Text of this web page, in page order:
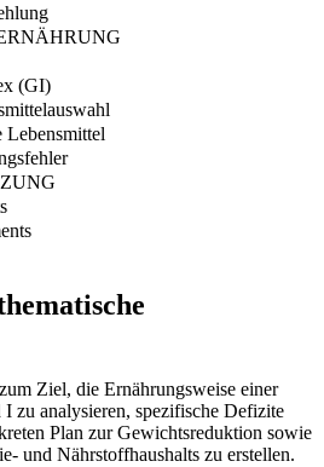
(GI)
Lebensmittel
Ziel, die Ernährungsweise einer
zu analysieren, spezifische Defizite
Plan zur Gewichtsreduktion sowie
und Nährstoffhaushalts zu erstellen.